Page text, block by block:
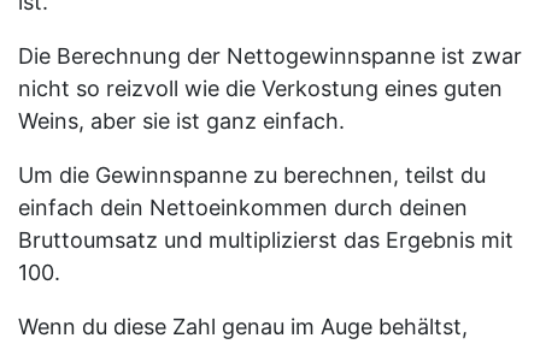
Die Berechnung der Nettogewinnspanne ist zwar
nicht so reizvoll wie die Verkostung eines guten
Weins, aber sie ist ganz einfach.
Um die Gewinnspanne zu berechnen, teilst du
einfach dein Nettoeinkommen durch deinen
Bruttoumsatz und multiplizierst das Ergebnis mit
100.
Wenn du diese Zahl genau im Auge behältst,